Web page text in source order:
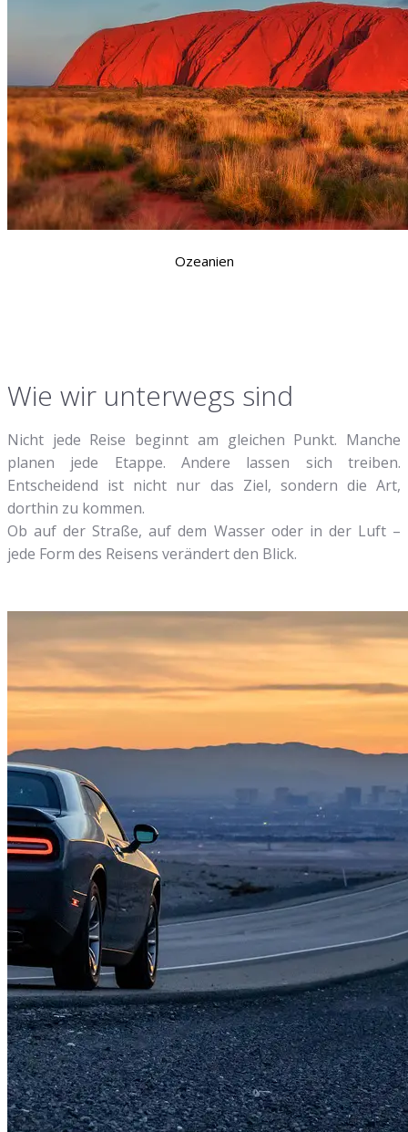
Ozeanien
Wie wir unterwegs sind
Nicht jede Reise beginnt am gleichen Punkt. Manche
planen jede Etappe. Andere lassen sich treiben.
Entscheidend ist nicht nur das Ziel, sondern die Art,
dorthin zu kommen.
Ob auf der Straße, auf dem Wasser oder in der Luft –
jede Form des Reisens verändert den Blick.